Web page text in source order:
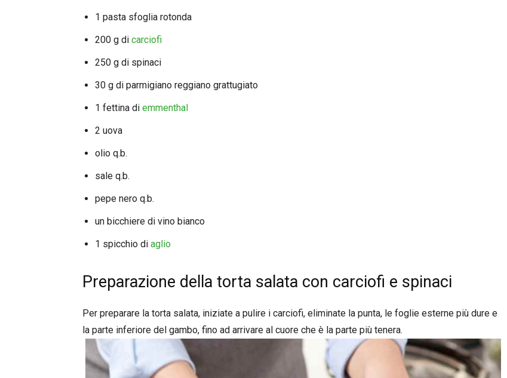
1 pasta sfoglia rotonda
200 g di carciofi
250 g di spinaci
30 g di parmigiano reggiano grattugiato
1 fettina di emmenthal
2 uova
olio q.b.
sale q.b.
pepe nero q.b.
un bicchiere di vino bianco
1 spicchio di aglio
Preparazione della torta salata con carciofi e spinaci
Per preparare la torta salata, iniziate a pulire i carciofi, eliminate la punta, le foglie esterne più dure e
la parte inferiore del gambo, fino ad arrivare al cuore che è la parte più tenera.